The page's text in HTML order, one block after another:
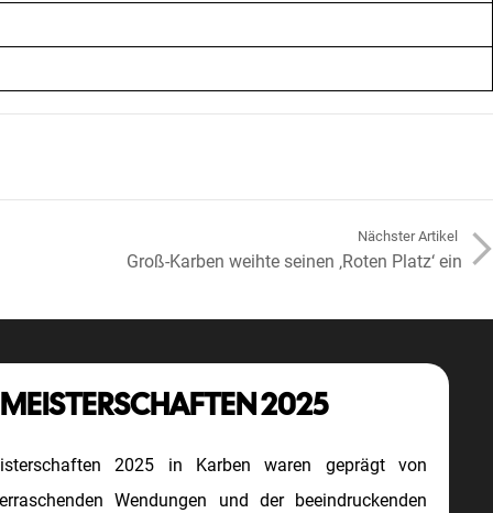
Nächster Artikel
Groß-Karben weihte seinen ‚Roten Platz‘ ein
2025
2025 in Karben waren geprägt von
Wendungen und der beeindruckenden